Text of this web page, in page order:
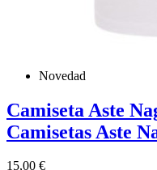
Novedad
Camiseta Aste
Camisetas Aste
Precio
15,00 €